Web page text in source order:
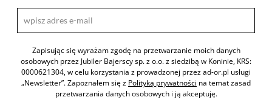
Zapisując się wyrażam zgodę na przetwarzanie moich danych
osobowych przez Jubiler Bajerscy sp. z o.o. z siedzibą w Koninie, KRS:
0000621304, w celu korzystania z prowadzonej przez ad-or.pl usługi
„Newsletter”. Zapoznałem się z Polityką prywatności na temat zasad
przetwarzania danych osobowych i ją akceptuję.